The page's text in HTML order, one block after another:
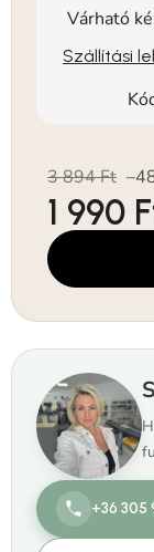
Várható
Szállítási
3 894 Ft
1 990
Egységár:
+36 305